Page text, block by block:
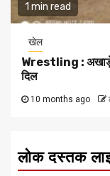
1 min read
खेल
Wrestling : अखाड़े
दिल
10 months ago
लोक दस्तक